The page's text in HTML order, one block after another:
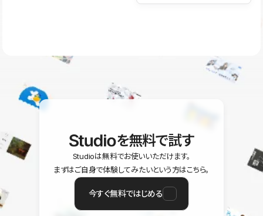
ユーザー同士で質問・相談できるコミュニティもご利用ください。
を無料で試す
Studioは無料でお使いいただけます。
まずはご自身で体験してみたいという方はこちら。
今すぐ無料ではじめる